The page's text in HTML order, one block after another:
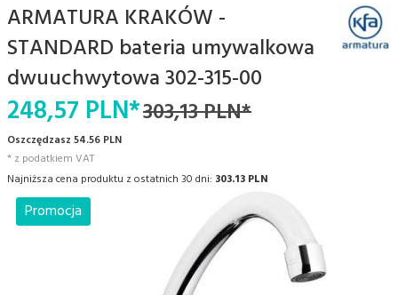
ARMATURA KRAKÓW -
STANDARD bateria umywalkowa
dwuuchwytowa 302-315-00
248,57 PLN*303,13 PLN*
Oszczędzasz 54.56 PLN
* z podatkiem VAT
Najniższa cena produktu z ostatnich 30 dni: 303.13 PLN
Promocja